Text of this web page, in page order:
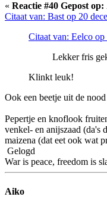
« Reactie #40 Gepost op:
Citaat van: Bast op 20
Citaat van: Eelco
Lekker fris
Klinkt leuk!
Ook een beetje uit de
Pepertje en knoflook
venkel- en anijszaad (da's
maizena (dat eet ook wat
Gelogd
War is peace, freedom is
Aiko